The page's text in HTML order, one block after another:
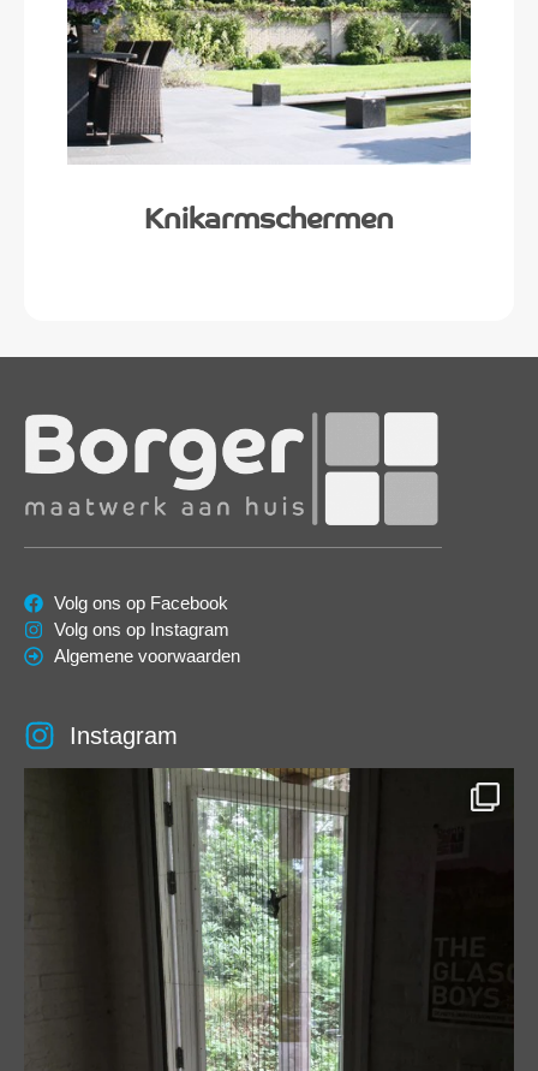
Knikarmschermen
Volg ons op Facebook
Volg ons op Instagram
Algemene voorwaarden
Instagram